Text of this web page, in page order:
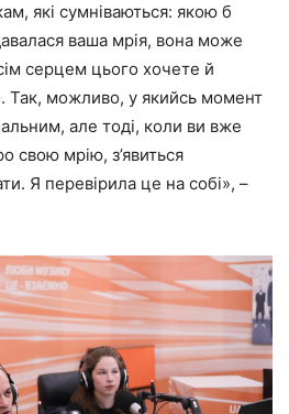
які сумніваються: якою б
ваша мрія, вона може
серцем цього хочете й
Так, можливо, у якийсь момент
але тоді, коли ви вже
свою мрію, з’явиться
Я перевірила це на собі», –